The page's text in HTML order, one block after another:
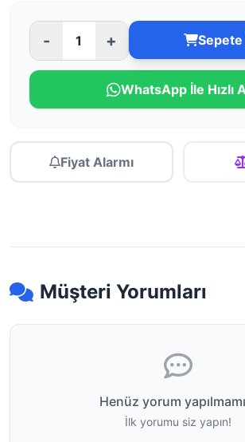
- + Sepete
WhatsApp İle Hızlı
Fiyat Alarmı
Müşteri Yorumları
Henüz yorum
İlk yorumu siz yapın!